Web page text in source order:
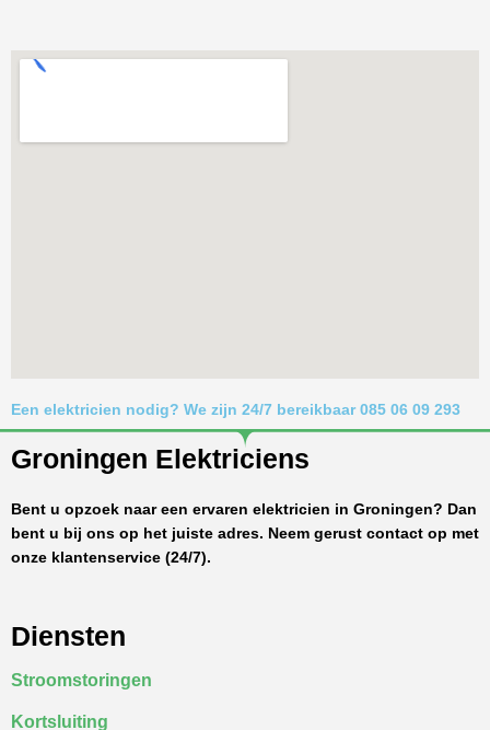
Een elektricien nodig? We zijn 24/7 bereikbaar 085 06 09 293
Groningen Elektriciens
Bent u opzoek naar een ervaren elektricien in Groningen? Dan
bent u bij ons op het juiste adres. Neem gerust contact op met
onze klantenservice (24/7).
Diensten
Stroomstoringen
Kortsluiting